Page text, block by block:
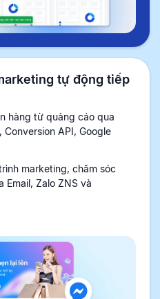
tự động tiếp
hàng từ quảng cáo qua
API, Google
marketing, chăm sóc
Email, Zalo ZNS và